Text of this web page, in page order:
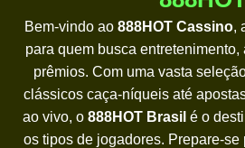
Bem-vindo ao 888HOT Cassino,
para quem busca
prêmios. Com uma vasta
clássicos caça-níqueis até
ao vivo, o 888HOT Brasil é o
os tipos de jogadores. Prepare-se